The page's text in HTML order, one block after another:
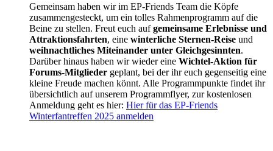
Gemeinsam haben wir im EP-Friends Team die Köpfe
zusammengesteckt, um ein tolles Rahmenprogramm auf die
Beine zu stellen. Freut euch aufgemeinsame Erlebnisse und
Attraktionsfahrten, eine winterliche Sternen-Reise und
weihnachtliches Miteinander unter Gleichgesinnten.
Darüber hinaus haben wir wieder eine Wichtel-Aktion für
Forums-Mitglieder geplant, bei der ihr euch gegenseitig eine
kleine Freude machen könnt. Alle Programmpunkte findet ihr
übersichtlich auf unserem Programmflyer, zur kostenlosen
Anmeldung geht es hier: Hier für das EP-Friends
Winterfantreffen 2025 anmelden